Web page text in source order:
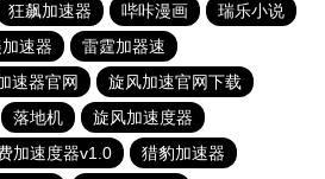
狂飙加速器 哔咔漫画
瑞乐小说
速器
雷霆加器速
速器官网
旋风加速官网下载
落地机
旋风加速度器
加速度器v1.0 猎豹加速器